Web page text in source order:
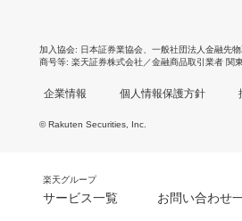
加入協会 日本証券業協会 一般社団法人金融先
商号等 楽天証券株式会社／金融商品取引業者 関
企業情報 個人情報保護方針
© Rakuten Securities, Inc.
楽天グループ
サービス一覧 お問い合わせ